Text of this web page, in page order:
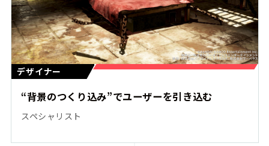
デザイナー
“背景のつくり込み”でユーザーを引き込む
スペシャリスト